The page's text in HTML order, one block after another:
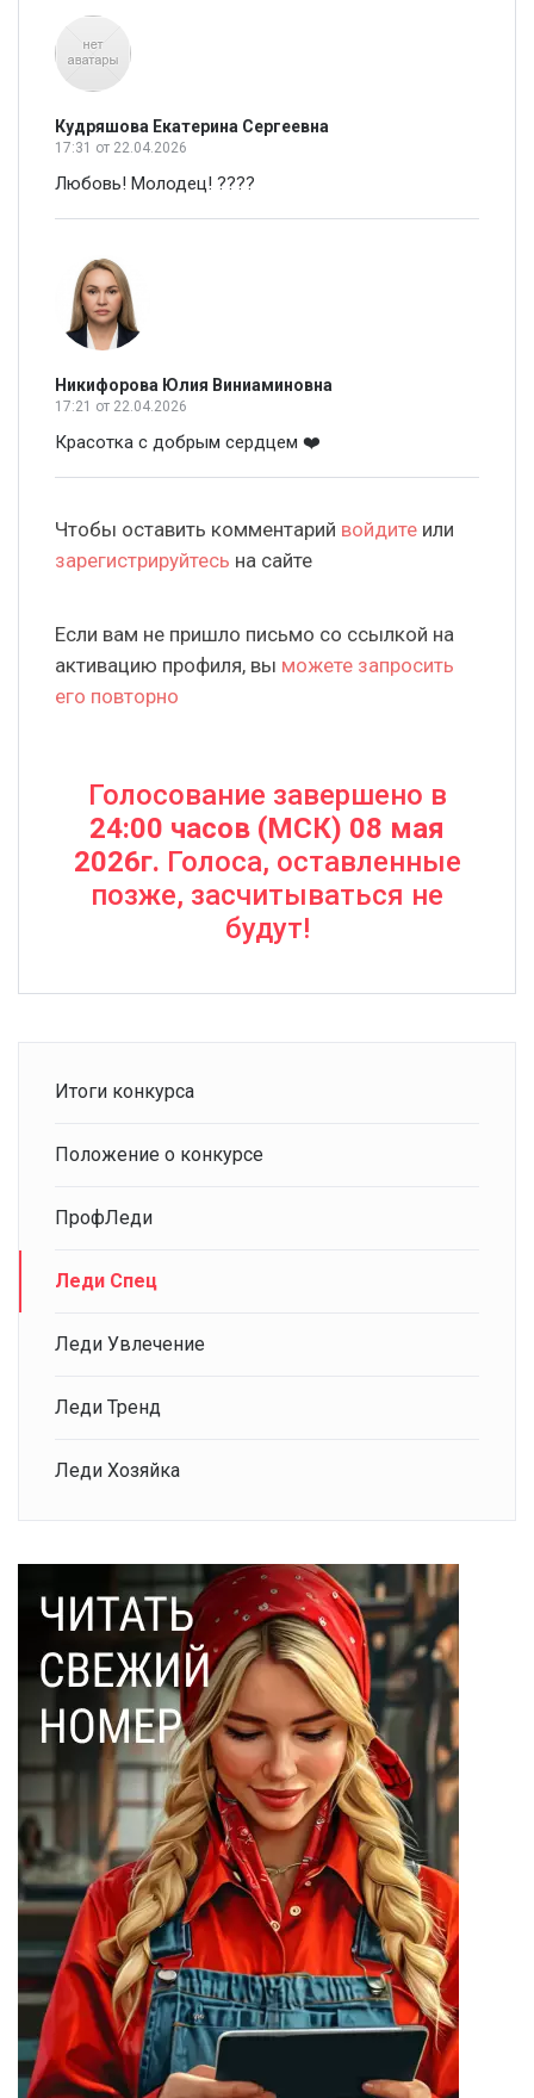
Кудряшова Екатерина Сергеевна
17:31 от 22.04.2026
Любовь! Молодец! ????
Никифорова Юлия Виниаминовна
17:21 от 22.04.2026
Красотка с добрым сердцем ❤️
Чтобы оставить комментарий войдите или
зарегистрируйтесь на сайте
Если вам не пришло письмо со ссылкой на
активацию профиля, вы можете запросить
его повторно
Голосование завершено в
24:00 часов (МСК) 08 мая
2026г. Голоса, оставленные
позже, засчитываться не
будут!
Итоги конкурса
Положение о конкурсе
ПрофЛеди
Леди Спец
Леди Увлечение
Леди Тренд
Леди Хозяйка